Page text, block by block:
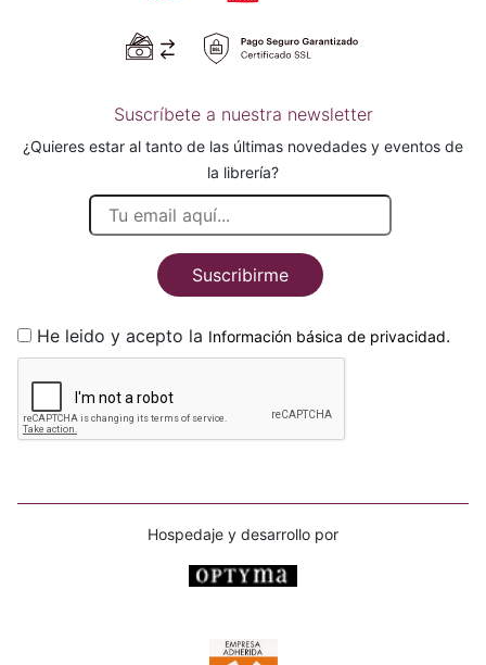
Suscríbete a nuestra newsletter
¿Quieres estar al tanto de las últimas novedades y eventos de
la librería?
Suscribirme
He leido y acepto la Información básica de privacidad.
Hospedaje y desarrollo por